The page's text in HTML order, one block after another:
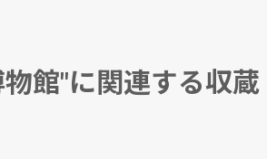
館"に関連する収蔵